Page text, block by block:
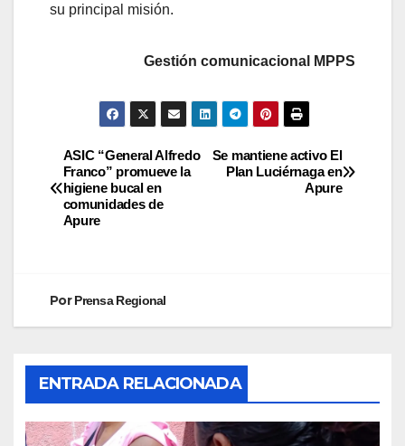
su principal misión.
Gestión comunicacional MPPS
Se mantiene activo El
Plan Luciérnaga en
Apure
ASIC “General Alfredo
Franco” promueve la
higiene bucal en
comunidades de
Apure
PorPrensa Regional
ENTRADA RELACIONADA